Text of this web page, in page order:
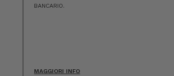
BANCARIO.
MAGGIORI INFO